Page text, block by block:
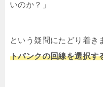
いのか？」
という疑問にたどり着き
トバンクの回線を選択す